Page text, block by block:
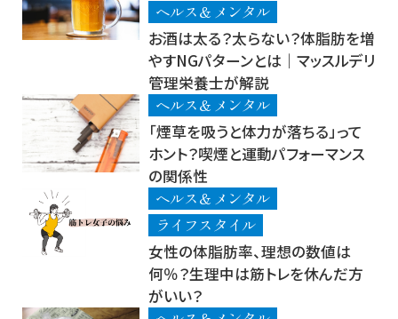
ヘルス＆メンタル
お酒は太る？太らない？体脂肪を増
やすNGパターンとは｜マッスルデリ
管理栄養士が解説
ヘルス＆メンタル
「煙草を吸うと体力が落ちる」って
ホント？喫煙と運動パフォーマンス
の関係性
ヘルス＆メンタル
ライフスタイル
女性の体脂肪率、理想の数値は
何％？生理中は筋トレを休んだ方
がいい？